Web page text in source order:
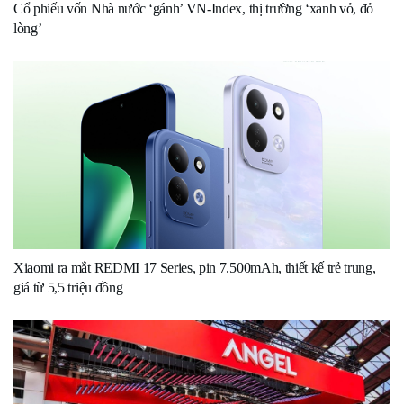
Cổ phiếu vốn Nhà nước ‘gánh’ VN-Index, thị trường ‘xanh vỏ, đỏ
lòng’
Xiaomi ra mắt REDMI 17 Series, pin 7.500mAh, thiết kế trẻ trung,
giá từ 5,5 triệu đồng